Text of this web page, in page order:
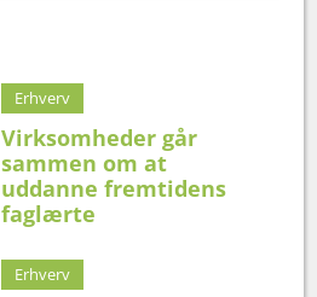
Erhverv
Virksomheder går
sammen om at
uddanne fremtidens
faglærte
Erhverv